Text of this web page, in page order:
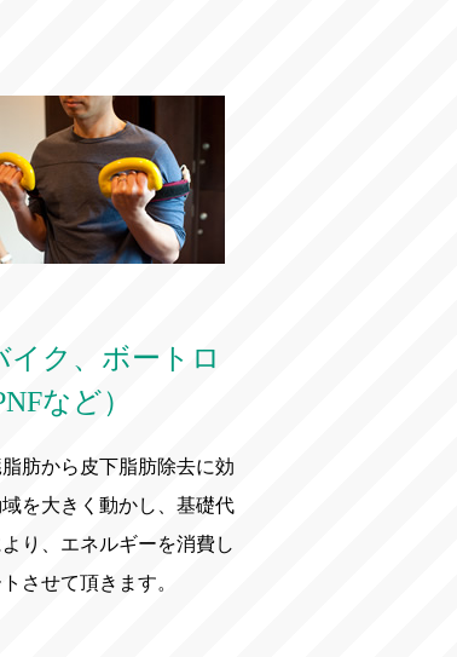
ク、ボートロ
など）
肪から皮下脂肪除去に効
を大きく動かし、基礎代
り、エネルギーを消費し
させて頂きます。